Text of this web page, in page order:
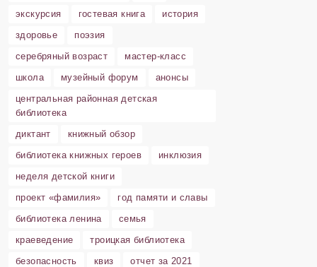
экскурсия
гостевая книга
история
здоровье
поэзия
серебряный возраст
мастер-класс
школа
музейный форум
анонсы
центральная районная детская
библиотека
диктант
книжный обзор
библиотека книжных героев
инклюзия
неделя детской книги
проект «фамилия»
год памяти и славы
библиотека ленина
семья
краеведение
троицкая библиотека
безопасность
квиз
отчет за 2021